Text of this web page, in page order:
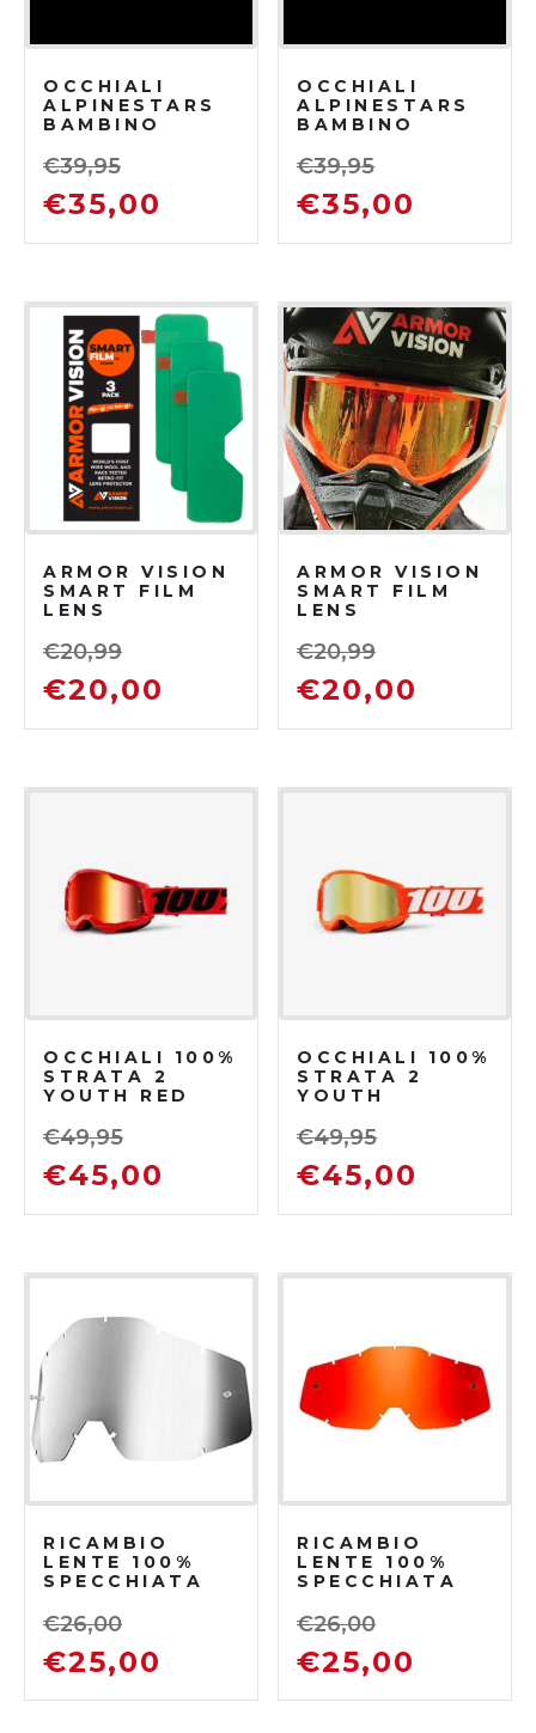
OCCHIALI
ALPINESTARS
BAMBINO
LENTE
SPECCHIO
ARGENTO
€39,95
€35,00
OCCHIALI
ALPINESTARS
BAMBINO
LENTE
SPECCHIO
ROSSO
€39,95
€35,00
ARMOR VISION
SMART FILM
LENS
SAGOMATO
€20,99
€20,00
ARMOR VISION
SMART FILM
LENS
€20,99
€20,00
OCCHIALI 100%
STRATA 2
YOUTH RED
LENS
€49,95
€45,00
OCCHIALI 100%
STRATA 2
YOUTH
MIRROR LENS
€49,95
€45,00
RICAMBIO
LENTE 100%
SPECCHIATA
€26,00
€25,00
RICAMBIO
LENTE 100%
SPECCHIATA
€26,00
€25,00